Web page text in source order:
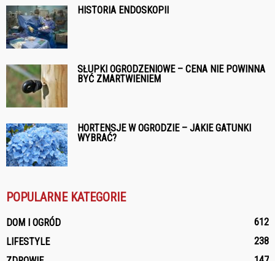
HISTORIA ENDOSKOPII
SŁUPKI OGRODZENIOWE – CENA NIE POWINNA
BYĆ ZMARTWIENIEM
HORTENSJE W OGRODZIE – JAKIE GATUNKI
WYBRAĆ?
POPULARNE KATEGORIE
DOM I OGRÓD
612
LIFESTYLE
238